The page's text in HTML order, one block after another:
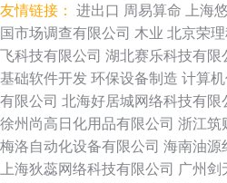
友情链接： 进出口 周易算命 上海
国市场调查有限公司 木业 北京荣
飞科技有限公司 湖北赛乐科技有限
基础软件开发 环保设备制造 计算
有限公司 北海好居城网络科技有限
徐州尚高日化用品有限公司 浙江筑
梅洛自动化设备有限公司 海南油源
上海狄蕊网络科技有限公司 广州剑